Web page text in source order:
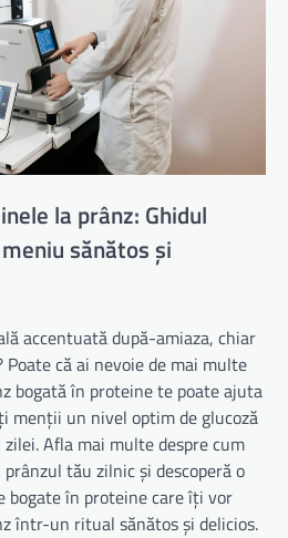
la prânz: Ghidul
sănătos și
accentuată după-amiaza, chiar
Poate că ai nevoie de mai multe
bogată în proteine te poate ajuta
menții un nivel optim de glucoză
Afla mai multe despre cum
tău zilnic și descoperă o
bogate în proteine care îți vor
într-un ritual sănătos și delicios.